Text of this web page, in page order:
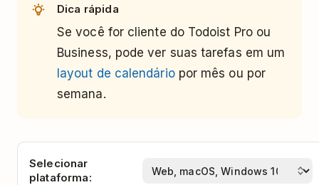
Dica rápida
Se você for cliente do Todoist Pro ou
Business, pode ver suas tarefas em um
layout de calendáriopor mês ou por
semana.
Selecionar
plataforma: